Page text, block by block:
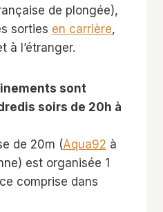
de plongée),
sorties en carrière,
à l’étranger.
sont
soirs de 20h à
de 20m (Aqua92 à
est organisée 1
comprise dans